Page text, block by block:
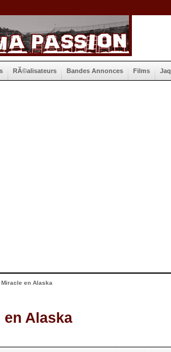
RÃ©alisateurs Bandes Annonces Films
Miracle en Alaska
en Alaska